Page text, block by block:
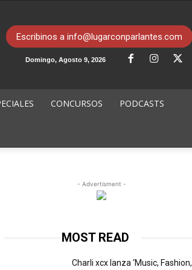
Escribinos a info@lugarconparlantes.com
Domingo, Agosto 9, 2026
CONCURSOS PODCASTS
- Advertisment -
MOST READ
Charli xcx lanza ‘Music, Fashion,